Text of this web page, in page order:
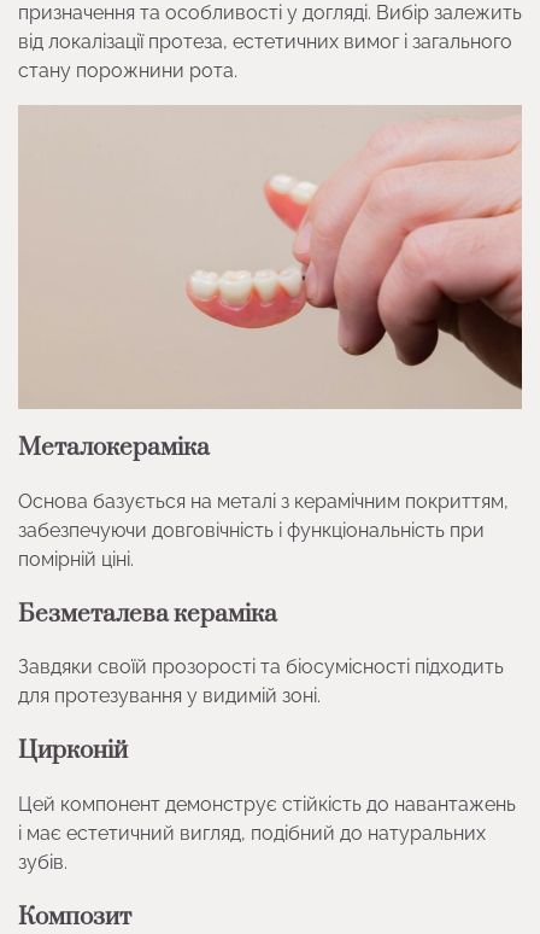
призначення та особливості у догляді. Вибір залежить
від локалізації протеза, естетичних вимог і загального
стану порожнини рота.
Металокераміка
Основа базується на металі з керамічним покриттям,
забезпечуючи довговічність і функціональність при
помірній ціні.
Безметалева кераміка
Завдяки своїй прозорості та біосумісності підходить
для протезування у видимій зоні.
Цирконій
Цей компонент демонструє стійкість до навантажень
і має естетичний вигляд, подібний до натуральних
зубів.
Композит